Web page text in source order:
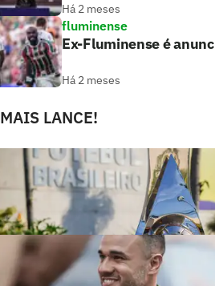
Há 2 meses
fluminense
Ex-Fluminense é
Há 2 meses
MAIS LANCE!